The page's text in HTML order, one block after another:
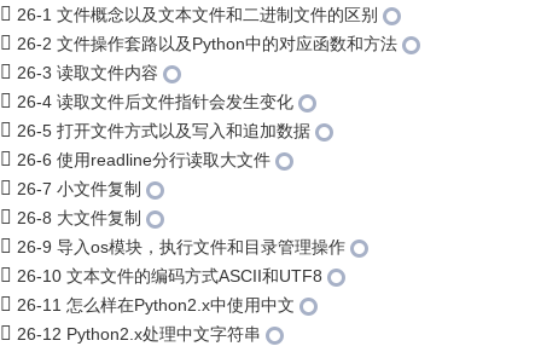
26-1 文件概念以及文本文件和二进制文件的区别
26-2 文件操作套路以及Python中的对应函数和方法
26-3 读取文件内容
26-4 读取文件后文件指针会发生变化
26-5 打开文件方式以及写入和追加数据
26-6 使用readline分行读取大文件
26-7 小文件复制
26-8 大文件复制
26-9 导入os模块，执行文件和目录管理操作
26-10 文本文件的编码方式ASCII和UTF8
26-11 怎么样在Python2.x中使用中文
26-12 Python2.x处理中文字符串